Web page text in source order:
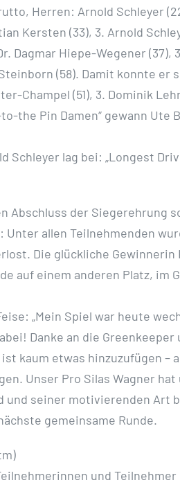
Herren: Arnold Schleyer
Kersten (33), 3. Arnold
Dagmar Hiepe-Wegener (37),
(58). Damit konnte er
Champel (51), 3. Dominik
the Pin Damen“ gewann Ute
Schleyer lag bei: „Longest
Abschluss der Siegerehrung
Unter allen Teilnehmenden
Die glückliche
auf einem anderen Platz, im
„Mein Spiel war heute
Danke an die Greenkeeper
kaum etwas hinzuzufügen –
Unser Pro Silas Wagner
und seiner motivierenden Art
gemeinsame Runde.
und